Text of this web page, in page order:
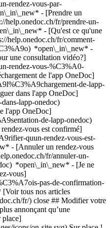
rendez-vous-par-
- [Prendre un
help.onedoc.ch/fr/prendre-un-
- [Qu'est ce qu'une
help.onedoc.ch/fr/comment-
*open\_in\_new* -
une consultation vidéo?]
rendez-vous-%C3%A0-
de l'app OneDoc]
de-lapp-
dans l'app OneDoc]
lapp-onedoc)
l'app OneDoc]
de-lapp-onedoc)
vevey), [Hypothyroïdie](https://www.onedoc.ch/fr/hypothyroidie/vevey), [Goitre](https://www.onedoc.ch/fr/goitre/vevey), [Nodules thyroïdiens](https://www.onedoc.ch/fr/nodules-thyroidiens/vevey)Voir plus ## __Diabète gestationnel__: d'autres spécialistes sont réservables en ligne dans les environs de __Vevey__ [![Mme Patricia Bernard-Grangier - Vouvry, infirmière à Vouvry](https://assets.onedoc.ch/images/users/6a74f2e6ad9f34e3df54d10b0ae5dd89cc977397ea44f0d4e471f20da281f0ff-small.png "Mme Patricia Bernard-Grangier - Vouvry, infirmière à Vouvry")](https://www.onedoc.ch/fr/infirmiere/vouvry/pcn61/patricia-bernard-grangier-vouvry) ### [Mme Patricia Bernard-Grangier - Vouvry](https://www.onedoc.ch/fr/infirmiere/vouvry/pcn61/patricia-bernard-grangier-vouvry) ![Badge indiquant un profil vérifié](https://www.onedoc.ch/assets/images/icons/checkmark.svg) [Infirmière](https://www.onedoc.ch/fr/infirmier/vouvry) Cabinet Bernard-Grangier Patricia Rue de la Grand-Vigne 6 1896 Vouvry ![Icône patient avec un signe plus annonçant que le professionnel accepte de nouveaux patients](https://www.onedoc.ch/assets/images/icons/new-patients.svg)Accepte les nouveaux patients [Réserver un RDV](https://www.onedoc.ch/fr/infirmiere/vouvry/pcn61/patricia-bernard-grangier-vouvry) Expertises:[Diabète gestationnel](https://www.onedoc.ch/fr/diabete-gestationnel/vouvry), [Diabète](https://www.onedoc.ch/fr/diabete/vouvry), [Diabète type 2](https://www.onedoc.ch/fr/diabete-type-2/vouvry), [Pompe à insuline](https://www.onedoc.ch/fr/pompe-a-insuline/vouvry), [Soin des pieds](https://www.onedoc.ch/fr/soin-des-pieds/vouvry), [Mesure de la glycémie](https://www.onedoc.ch/fr/mesure-de-la-glycemie/vouvry)Voir plus *chevron\_left* lun. 03 août *chevron\_right* Voir plus de rendez-vous *error\_outline* Une erreur s'est produite lors du chargement des disponibilités [Réessayer](https://www.onedoc.ch) Expertises:[Diabète gestationnel](https://www.onedoc.ch/fr/diabete-gestationnel/vouvry), [Diabète](https://www.onedoc.ch/fr/diabete/vouvry), [Diabète type 2](https://www.onedoc.ch/fr/diabete-type-2/vouvry), [Pompe à insuline](https://www.onedoc.ch/fr/pompe-a-insuline/vouvry), [Soin des pieds](https://www.onedoc.ch/fr/soin-des-pieds/vouvry), [Mesure de la glycémie](https://www.onedoc.ch/fr/mesure-de-la-glycemie/vouvry)Voir plus [![LaboMGD Lausanne St-François, laboratoire d'analyse à Lausanne](https://assets.onedoc.ch/images/entities/2900cccd21e5c8b97764861bbe7c21af0c4c884312f5fbc5637df996b7aeb75e-small.jpg "LaboMGD Lausanne St-François, laboratoire d'analyse à Lausanne")](https://www.onedoc.ch/fr/laboratoire-d-analyse/lausanne/e17m/labomgd-lausanne-st-francois) ### [LaboMGD Lausanne St-François](https://www.onedoc.ch/fr/laboratoire-d-analyse/lausanne/e17m/labomgd-lausanne-st-francois) ![Badge indiquant un profil vérifié](https://www.onedoc.ch/assets/images/icons/checkmark.svg) Laboratoire d'analyse Place Saint-François 6 1003 Lausanne ![Icône patient avec un signe plus annonçant que le professionnel accepte de nouveaux patients](https://www.onedoc.ch/assets/images/icons/new-patients.svg)Accepte les nouveaux patients [Réserver un RDV](https://www.onedoc.ch/fr/laboratoire-d-analyse/lausanne/e17m/labomgd-lausanne-st-francois) *chevron\_left* lun. 03 août *chevron\_right* Voir plus de rendez-vous *error\_outline* Une erreur s'est produite lors du chargement des disponibilités [Réessayer](https://www.onedoc.ch) [![Dr. Pierre Gueneau de Mussy, endocrinologue / diabétologue à Lausanne](https://assets.onedoc.ch/images/users/f0257213a3685268af487d264bf290f150457b274dcbc8dd0bbdba02b53ebfb9-small.jpg "Dr. Pierre Gueneau de Mussy, endocrinologue / diabétologue à Lausanne")](https://www.onedoc.ch/fr/endocrinologue-diabetologue/lausanne/pcr19/dr-pierre-gueneau-de-mussy) ### [Dr. Pierre Gueneau de Mussy](https://www.onedoc.ch/fr/endocrinologue-diabetologue/lausanne/pcr19/dr-pierre-gueneau-de-mussy) ![Badge indiquant un profil vérifié](https://www.onedoc.ch/assets/images/icons/checkmark.svg) [Endocrinologue / diabétologue](https://www.onedoc.ch/fr/endocrinologue-diabetologue/lausanne) Cabinet du Dr Pierre Gueneau de Mussy Avenue de Beaumont 9 1012 Lausanne ![Icône patient avec un signe plus annonçant que le professionnel accepte de nouveaux patients](https://www.onedoc.ch/assets/images/icons/new-patients.svg)Accepte les nouveaux patients [Réserver un RDV](https://www.onedoc.ch/fr/endocrinologue-diabetologue/lausanne/pcr19/dr-pierre-gueneau-de-mussy) Expertises:[Diabète gestationnel](https://www.onedoc.ch/fr/diabete-gestationnel/lausanne), [Diabète](https://www.onedoc.ch/fr/diabete/lausanne), [Diabète type 2](https://www.onedoc.ch/fr/diabete-type-2/lausanne), [Diabète type 1](https://www.onedoc.ch/fr/diabete-type-1/lausanne), [Pompe à insuline](https://www.onedoc.ch/fr/pompe-a-insuline/lausanne), [Hyperthyroïdie](https://www.onedoc.ch/fr/hyperthyroidie/lausanne), [Hypothyroïdie](https://www.onedoc.ch/fr/hypothyroidie/lausanne), [Goitre](https://www.onedoc.ch/fr/goitre/lausanne), [Nodules thyroïdiens](https://www.onedoc.ch/fr/nodules-thyroidiens/lausanne), [Bilan hormonal](https://www.onedoc.ch/fr/bilan-hormonal/lausanne), [Mesure de la glycémie](https://www.onedoc.ch/fr/mesure-de-la-glycemie/lausanne)Voir plus *chevron\_left* lun. 03 août *chevron\_right* Voir plus de rendez-vous *error\_outline* Une erreur s'est produite lors du chargement des disponibilités [Réessayer](https://www.onedoc.ch) Expertises:[Diabète gestationnel](https://www.onedoc.ch/fr/diabete-gestationnel/lausanne), [Diabète](https://www.onedoc.ch/fr/diabete/lausanne), [Diabète type 2](https://www.onedoc.ch/fr/diabete-type-2/lausanne), [Diabète type 1](https://www.onedoc.ch/fr/diabete-type-1/lausanne), [Pompe à insuline](https://www.onedoc.ch/fr/pompe-a-insuline/lausanne), [Hyperthyroïdie](https://www.onedoc.ch/fr/hyperthyroidie/lausanne), [Hypothyroïdie](https://www.onedoc.ch/fr/hypothyroidie/lausanne)